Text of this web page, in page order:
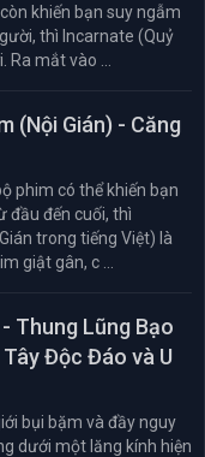
khiến bạn suy ngẫm
thì Incarnate (Quỷ
mắt vào ...
(Nội Gián) - Căng
phim có thể khiến bạn
đầu đến cuối, thì
trong tiếng Việt) là
giật gân, c ...
Thung Lũng Bạo
Độc Đáo và U
bụi bặm và đầy nguy
dưới một lăng kính hiện